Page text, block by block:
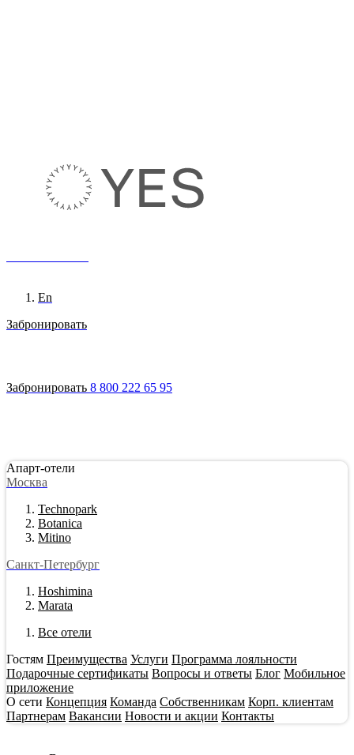
En
Забронировать
Забронировать 8 800 222 65 95
Апарт-отели
Москва
Technopark
Botanica
Mitino
Санкт-Петербург
Hoshimina
Marata
Все отели
Гостям Преимущества Услуги Программа лояльности
Подарочные сертификаты Вопросы и ответы Блог Мобильное
приложение
О сети Концепция Команда Собственникам Корп. клиентам
Партнерам Вакансии Новости и акции Контакты